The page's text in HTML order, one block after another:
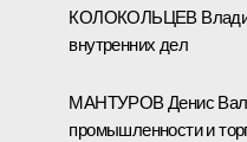
КОЛОКОЛЬЦЕВ
внутренних дел
МАНТУРОВ Денис
промышленности и